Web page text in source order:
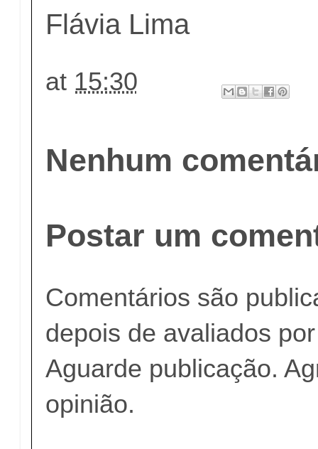
Flávia Lima
at 15:30
Nenhum
Postar um
Comentários são
depois de avaliados
Aguarde publicação.
opinião.